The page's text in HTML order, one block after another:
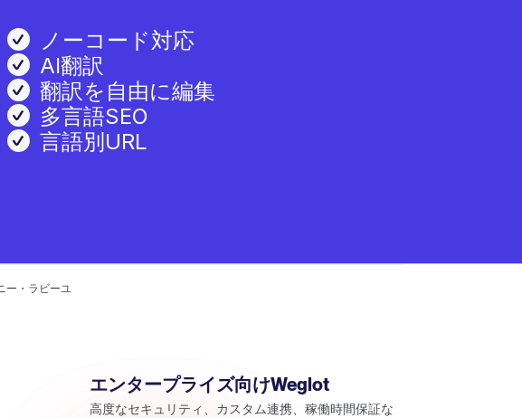
ノーコード対応
AI翻訳
翻訳を自由に編集
多言語SEO
言語別URL
ー・ラビーユ
エンタープライズ向けWeglot
高度なセキュリティ、カスタム連携、稼働時間保証な